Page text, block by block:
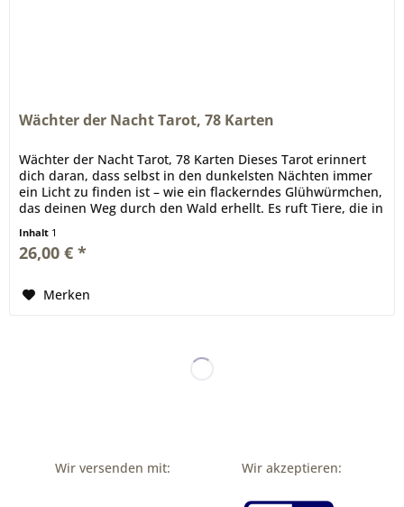
Wächter der Nacht Tarot, 78 Karten
Wächter der Nacht Tarot, 78 Karten Dieses Tarot erinnert
dich daran, dass selbst in den dunkelsten Nächten immer
ein Licht zu finden ist – wie ein flackerndes Glühwürmchen,
das deinen Weg durch den Wald erhellt. Es ruft Tiere, die in
Inhalt 1
26,00 € *
Merken
Wir versenden mit: Wir akzeptieren: